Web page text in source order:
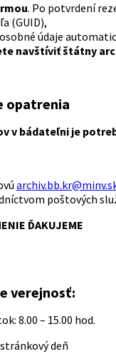
. Po potvrdení
(GUID),
údaje
navštíviť štátny
opatrenia
v bádateľni je
poštových
ĎAKUJEME
verejnosť:
8.00 – 15.00 hod.
deň